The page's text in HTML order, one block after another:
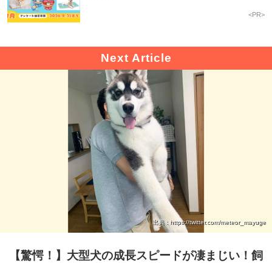
<PR>
出典 : https://twitter.com/meteor_mayuge
【驚愕！】大型犬の成長スピードが凄まじい！飼
pecodogs
いぬ部をフォロー
pecocats
ねこ部をフォロー
アプリをダウンロードする